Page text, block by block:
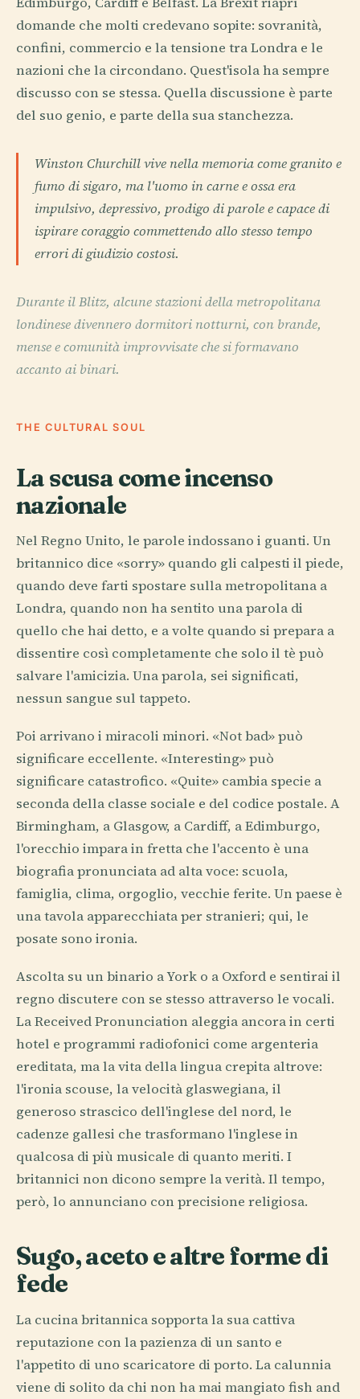
domande che molti credevano sopite: sovranità,
confini, commercio e la tensione tra Londra e le
nazioni che la circondano. Quest'isola ha sempre
discusso con se stessa. Quella discussione è parte
del suo genio, e parte della sua stanchezza.
Winston Churchill vive nella memoria come granito e
fumo di sigaro, ma l'uomo in carne e ossa era
impulsivo, depressivo, prodigo di parole e capace di
ispirare coraggio commettendo allo stesso tempo
errori di giudizio costosi.
Durante il Blitz, alcune stazioni della metropolitana
londinese divennero dormitori notturni, con brande,
mense e comunità improvvisate che si formavano
accanto ai binari.
THE CULTURAL SOUL
La scusa come incenso
nazionale
Nel Regno Unito, le parole indossano i guanti. Un
britannico dice «sorry» quando gli calpesti il piede,
quando deve farti spostare sulla metropolitana a
Londra, quando non ha sentito una parola di
quello che hai detto, e a volte quando si prepara a
dissentire così completamente che solo il tè può
salvare l'amicizia. Una parola, sei significati,
nessun sangue sul tappeto.
Poi arrivano i miracoli minori. «Not bad» può
significare eccellente. «Interesting» può
significare catastrofico. «Quite» cambia specie a
seconda della classe sociale e del codice postale. A
Birmingham, a Glasgow, a Cardiff, a Edimburgo,
l'orecchio impara in fretta che l'accento è una
biografia pronunciata ad alta voce: scuola,
famiglia, clima, orgoglio, vecchie ferite. Un paese è
una tavola apparecchiata per stranieri; qui, le
posate sono ironia.
Ascolta su un binario a York o a Oxford e sentirai il
regno discutere con se stesso attraverso le vocali.
La Received Pronunciation aleggia ancora in certi
hotel e programmi radiofonici come argenteria
ereditata, ma la vita della lingua crepita altrove:
l'ironia scouse, la velocità glaswegiana, il
generoso strascico dell'inglese del nord, le
cadenze gallesi che trasformano l'inglese in
qualcosa di più musicale di quanto meriti. I
britannici non dicono sempre la verità. Il tempo,
però, lo annunciano con precisione religiosa.
Sugo, aceto e altre forme di
fede
La cucina britannica sopporta la sua cattiva
reputazione con la pazienza di un santo e
l'appetito di uno scaricatore di porto. La calunnia
viene di solito da chi non ha mai mangiato fish and